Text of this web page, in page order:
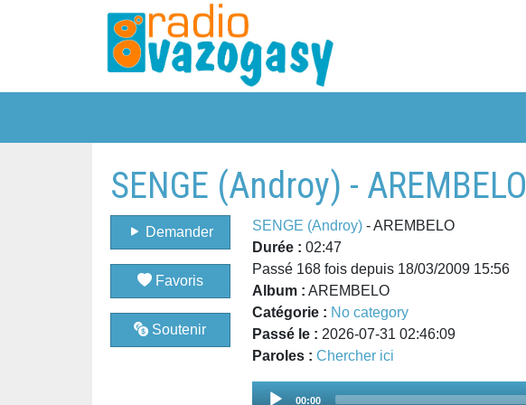
SENGE (Androy) - AREMBELO
Demander
Favoris
Soutenir
SENGE (Androy)- AREMBELO
Durée : 02:47
Passé 168 fois depuis 18/03/2009 15:56
Album : AREMBELO
Catégorie : No category
Passé le : 2026-07-31 02:46:09
Paroles : Chercher ici
Audio
00:00